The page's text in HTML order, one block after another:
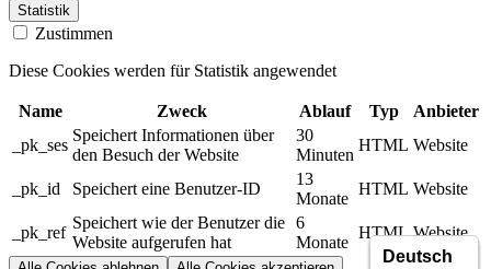
Statistik
Zustimmen
Diese Cookies werden für Statistik angewendet
Name Zweck Ablauf Typ
Anbieter
_pk_ses
Speichert Informationen über
den Besuch der Website
30
Minuten
HTML Website
_pk_id Speichert eine Benutzer-ID
13
Monate
HTML Website
_pk_ref
Speichert wie der Benutzer die
Website aufgerufen hat
6
Monate
HTML Website